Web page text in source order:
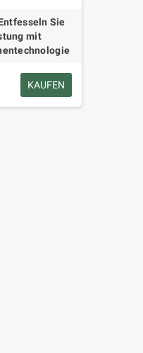
Sie
mit
KAUFEN